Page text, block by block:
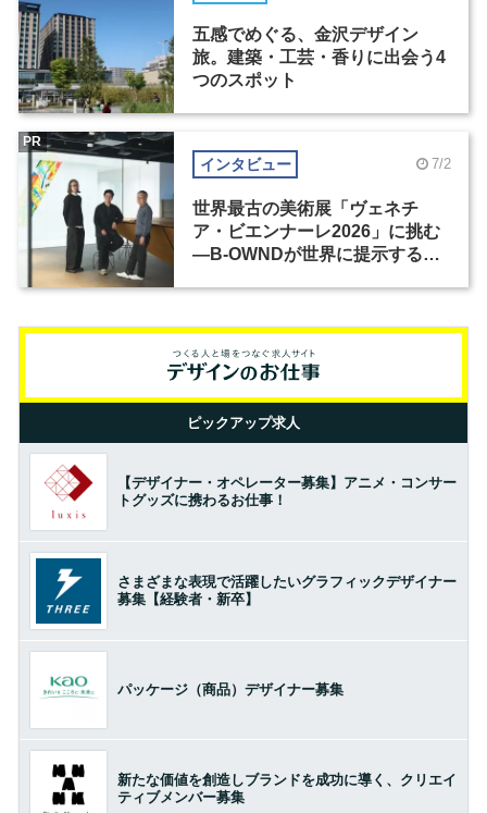
五感でめぐる、金沢デザイン
旅。建築・工芸・香りに出会う4
つのスポット
インタビュー 7/2
世界最古の美術展「ヴェネチ
ア・ビエンナーレ2026」に挑む
―B-OWNDが世界に提示する美
PR
ピックアップ求人
【デザイナー・オペレーター募集】アニメ・コンサー
トグッズに携わるお仕事！
さまざまな表現で活躍したいグラフィックデザイナー
募集【経験者・新卒】
パッケージ（商品）デザイナー募集
新たな価値を創造しブランドを成功に導く、クリエイ
ティブメンバー募集